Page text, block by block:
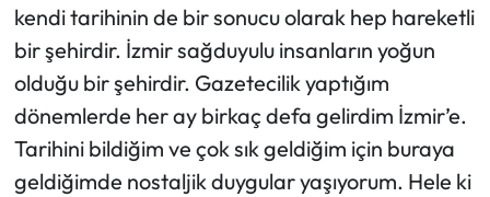
kendi tarihinin de bir sonucu olarak hep hareketli
bir şehirdir. İzmir sağduyulu insanların yoğun
olduğu bir şehirdir. Gazetecilik yaptığım
dönemlerde her ay birkaç defa gelirdim İzmir’e.
Tarihini bildiğim ve çok sık geldiğim için buraya
geldiğimde nostaljik duygular yaşıyorum. Hele ki